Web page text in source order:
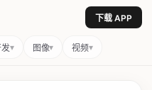
下载 APP
▾ 图像▾ 视频▾